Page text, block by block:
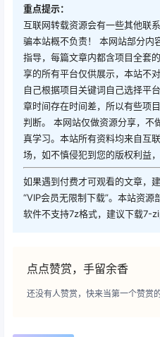
重点提示：
互联网转载资源会有一些其他联
骗本站概不负责！ 本网站部分内
指导，每篇文章内都含项目全套
享的所有平台仅供展示，本站不
自己根据项目关键词自己选择平
章时间存在时间差，所以有些项
判断。 本网站仅做资源分享，不
真学习。本站所有资料均来自互
场，如不慎侵犯到您的版权利益
如果遇到付费才可观看的文章，
“VIP会员无限制下载”。本站资
软件不支持7z格式，建议下载7-
点点赞赏，手留余香
还没有人赞赏，快来当第一个赞赏的